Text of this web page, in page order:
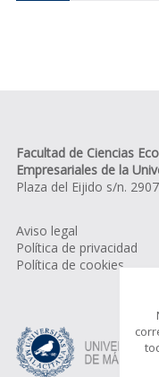
Facultad de Ciencias
Empresariales de la
Plaza del Eijido s/n.
Aviso legal
Política de privacidad
Política de cookies